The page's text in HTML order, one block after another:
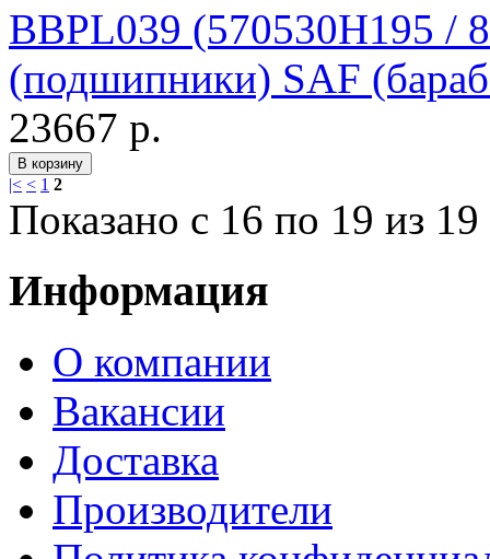
BBPL039 (570530H195 /
(подшипники) SAF
23667 р.
|< < 1 2
Показано с 16 по 19 из 19
Информация
О компании
Вакансии
Доставка
Производители